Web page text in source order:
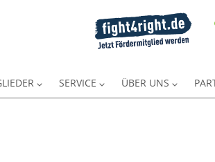
SERVICE ÜBER UNS